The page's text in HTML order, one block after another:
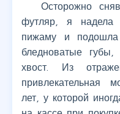
Осторожно
футляр, я
пижаму и подошла
бледноватые
хвост. Из
привлекательная
лет, у которой